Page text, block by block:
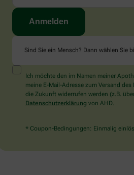
Sind Sie ein Mensch? Dann wählen Sie
Ich möchte den im Namen meiner
meine E-Mail-Adresse zum Versand
die Zukunft widerrufen werden (z.B.
Datenschutzerklärung von AHD.
* Coupon-Bedingungen: Einmalig